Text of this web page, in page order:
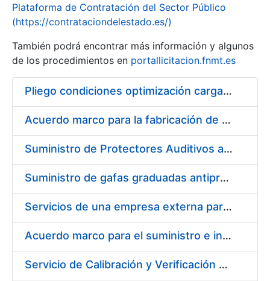
Mostra/Amaga
Plataforma de Contratación del Sector Público
(https://contrataciondelestado.es/)
También podrá encontrar más información y algunos
de los procedimientos en portallicitacion.fnmt.es
Pliego condiciones optimización cargas compras firmado
Acuerdo marco para la fabricación de piezas
Suministro de Protectores Auditivos a medida para las personas trabajadoras de los Centros de Trabajo de Madrid y Burgos
Suministro de gafas graduadas antiproyecciones para los trabajadores de la FNMT-RCM en los centros de trabajo de Madrid y Burgos
Servicios de una empresa externa para el asesoramiento y resolución de los recursos de alzada que se presentan relacionados con procesos de selección para la FNMT-RCM
Acuerdo marco para el suministro e instalación de persianas, estores y otros complementos
Servicio de Calibración y Verificación Externa de los Equipos de Medición del Servicio de Prevención de la FNMT-RCM